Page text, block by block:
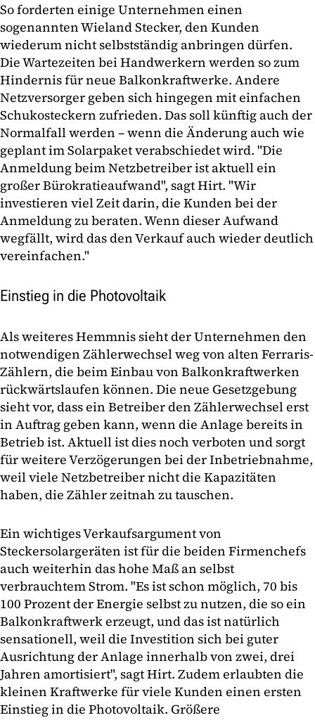
So forderten einige Unternehmen einen
sogenannten Wieland Stecker, den Kunden
wiederum nicht selbstständig anbringen dürfen.
Die Wartezeiten bei Handwerkern werden so zum
Hindernis für neue Balkonkraftwerke. Andere
Netzversorger geben sich hingegen mit einfachen
Schukosteckern zufrieden. Das soll künftig auch der
Normalfall werden – wenn die Änderung auch wie
geplant im Solarpaket verabschiedet wird. "Die
Anmeldung beim Netzbetreiber ist aktuell ein
großer Bürokratieaufwand", sagt Hirt. "Wir
investieren viel Zeit darin, die Kunden bei der
Anmeldung zu beraten. Wenn dieser Aufwand
wegfällt, wird das den Verkauf auch wieder deutlich
vereinfachen."
Einstieg in die Photovoltaik
Als weiteres Hemmnis sieht der Unternehmen den
notwendigen Zählerwechsel weg von alten Ferraris-
Zählern, die beim Einbau von Balkonkraftwerken
rückwärtslaufen können. Die neue Gesetzgebung
sieht vor, dass ein Betreiber den Zählerwechsel erst
in Auftrag geben kann, wenn die Anlage bereits in
Betrieb ist. Aktuell ist dies noch verboten und sorgt
für weitere Verzögerungen bei der Inbetriebnahme,
weil viele Netzbetreiber nicht die Kapazitäten
haben, die Zähler zeitnah zu tauschen.
Ein wichtiges Verkaufsargument von
Steckersolargeräten ist für die beiden Firmenchefs
auch weiterhin das hohe Maß an selbst
verbrauchtem Strom. "Es ist schon möglich, 70 bis
100 Prozent der Energie selbst zu nutzen, die so ein
Balkonkraftwerk erzeugt, und das ist natürlich
sensationell, weil die Investition sich bei guter
Ausrichtung der Anlage innerhalb von zwei, drei
Jahren amortisiert", sagt Hirt. Zudem erlaubten die
kleinen Kraftwerke für viele Kunden einen ersten
Einstieg in die Photovoltaik. Größere